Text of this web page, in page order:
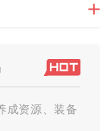
成资源、装备